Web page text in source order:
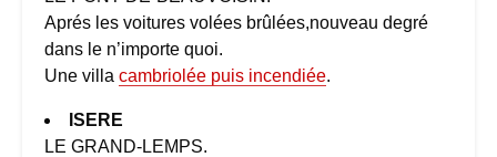
Aprés les voitures volées brûlées,nouveau degré
dans le n’importe quoi.
Une villa cambriolée puis incendiée.
ISERE
LE GRAND-LEMPS.